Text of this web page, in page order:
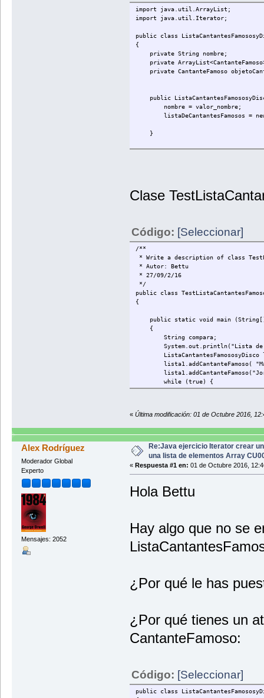
import java.util.ArrayList;
import java.util.Iterator;
public class
{
private String nombre;
private
private CantanteFamoso
public
nombre = valor_nombre;
listaDeCantantesFamosos = new
}
public void addCantanteFamoso
if (it.hasNext()== true) {
System.out.println("La lista
while (it.hasNext()){
tmpCantante = it.next();
System.out.println("Cantante: "
}
System.out.println("");
}
}
Clase
Código: [Seleccionar]
/**
* Write a description of class
* Autor: Bettu
* 27/09/2/16
*/
public class
{
public static void main
{
String compara;
System.out.println("Lista de
ListaCantantesFamososyDisco
lista1.addCantanteFamoso(
while (true) {
System.out.println("Por favor
System.out.print("Disco con
lista1.addCantanteFamoso(
System.out.println("Desea
EntradaDeTecladoClase sigue =
compara =
// continua pidiendo
}
System.out.println("Fin Lista
}
« Última modificación: 01 de Octubre 2016,
Alex Rodríguez
Moderador Global
Experto
Mensajes: 2052
Re:Java ejercicio Iterator crear
una lista de elementos Array
« Respuesta #1 en: 01 de Octubre 2016,
Hola Bettu
Hay algo que no se
¿Por qué le has
¿Por qué tienes un
CantanteFamoso:
Código: [Seleccionar]
public class